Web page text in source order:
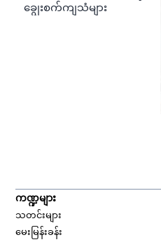
ချွေးစက်ကျသံများ
ကဏ္ဍများ
သတင်းများ
မေးမြန်းခန်း